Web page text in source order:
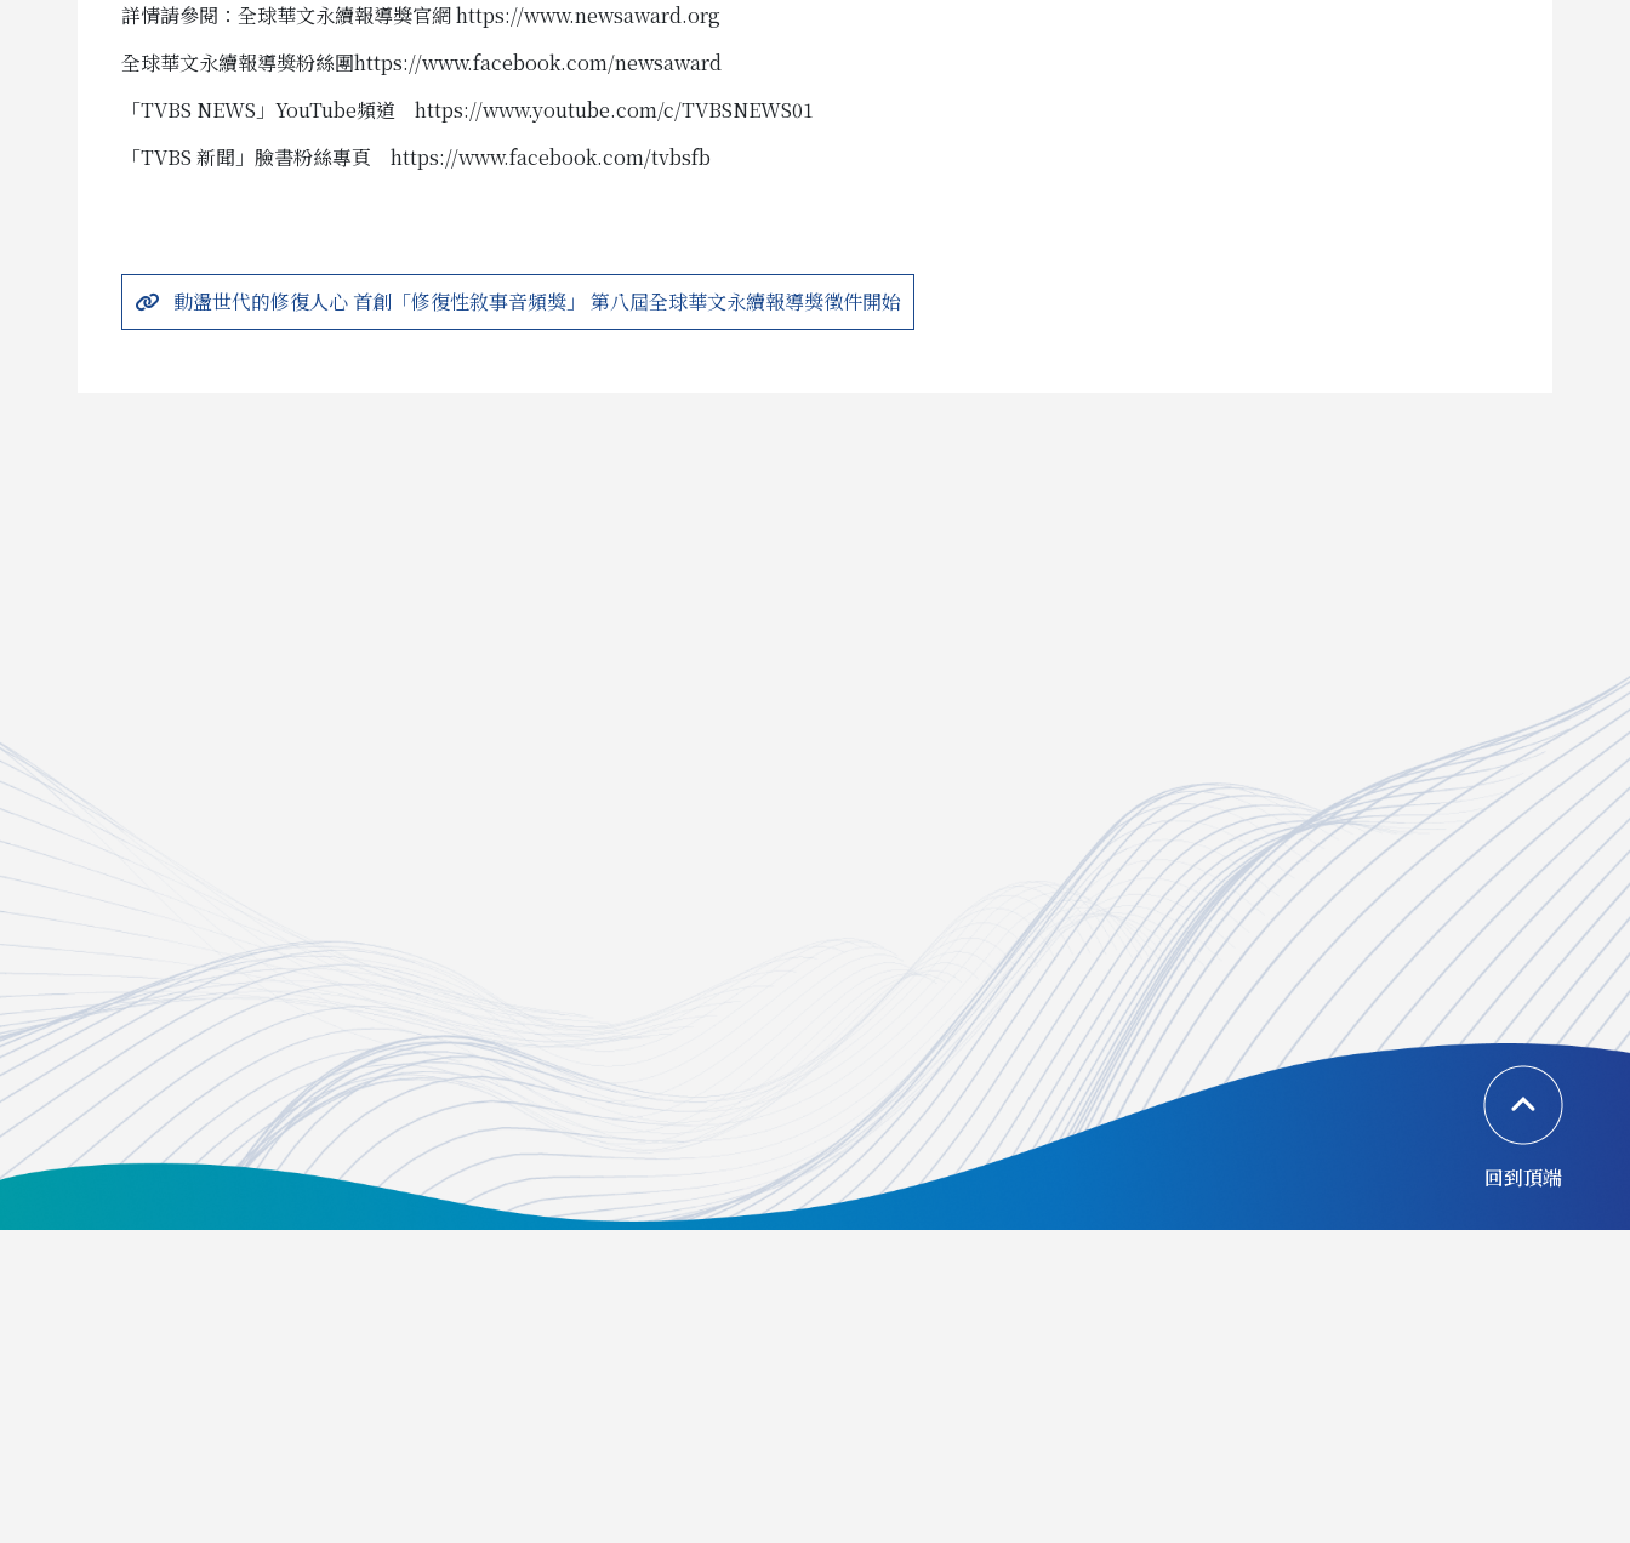
詳情請參閱：全球華文永續報導獎官網https://www.newsaward.org
全球華文永續報導獎粉絲團https://www.facebook.com/newsaward
「TVBS NEWS」YouTube頻道https://www.youtube.com/c/TVBSNEWS01
「TVBS 新聞」臉書粉絲專頁https://www.facebook.com/tvbsfb
動盪世代的修復人心 首創「修復性敘事音頻獎」 第八屆全球華文永續報導獎徵件開始
回到頂端